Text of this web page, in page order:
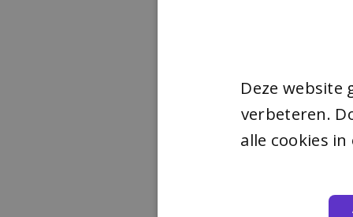
Deze
verbeteren.
alle cookies